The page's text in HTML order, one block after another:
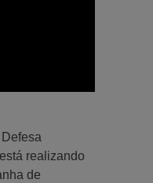
realizando
de